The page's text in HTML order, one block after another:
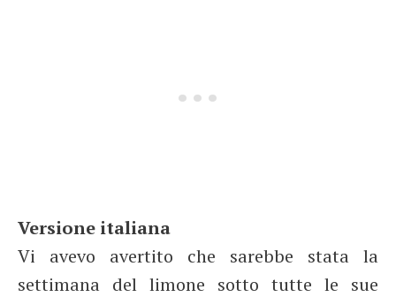
Versione italiana
Vi avevo avertito che sarebbe stata la
settimana del limone sotto tutte le sue